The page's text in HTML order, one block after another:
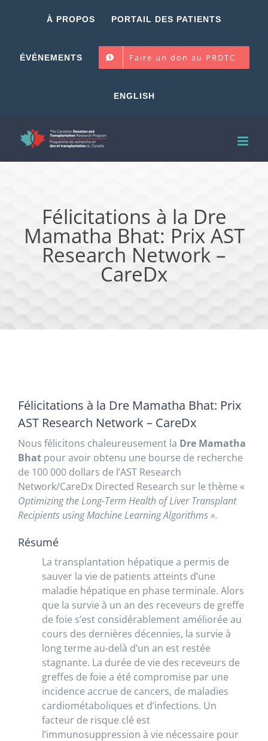
À PROPOS PORTAIL DES PATIENTS
ÉVÉNEMENTS Faire un don au PRDTC
ENGLISH
Félicitations à la Dre
Mamatha Bhat: Prix AST
Research Network –
CareDx
Félicitations à la Dre Mamatha Bhat: Prix
AST Research Network – CareDx
Nous félicitons chaleureusement la Dre Mamatha
Bhat pour avoir obtenu une bourse de recherche
de 100 000 dollars de l’AST Research
Network/CareDx Directed Research sur le thème «
Optimizing the Long-Term Health of Liver Transplant
Recipients using Machine Learning Algorithms ».
Résumé
La transplantation hépatique a permis de
sauver la vie de patients atteints d’une
maladie hépatique en phase terminale. Alors
que la survie à un an des receveurs de greffe
de foie s’est considérablement améliorée au
cours des dernières décennies, la survie à
long terme au-delà d’un an est restée
stagnante. La durée de vie des receveurs de
greffes de foie a été compromise par une
incidence accrue de cancers, de maladies
cardiométaboliques et d’infections. Un
facteur de risque clé est
l’immunosuppression à vie nécessaire pour